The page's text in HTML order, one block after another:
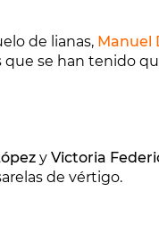
de lianas, Manuel
que se han tenido
y Victoria
de vértigo.